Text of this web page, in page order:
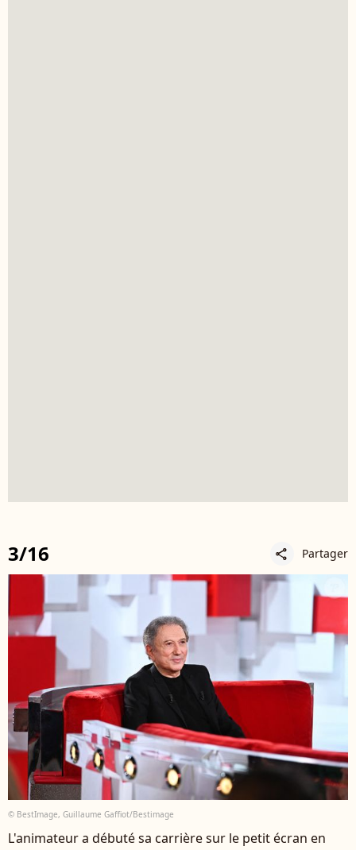
3/16 share Partager
© BestImage, Guillaume Gaffiot/Bestimage
L'animateur a débuté sa carrière sur le petit écran en